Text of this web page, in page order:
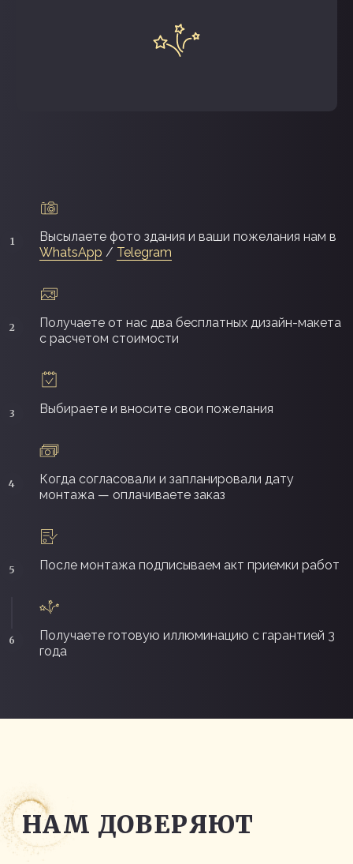
Высылаете фото здания и ваши пожелания нам в
WhatsApp / Telegram
Получаете от нас два бесплатных дизайн-макета
с расчетом стоимости
Выбираете и вносите свои пожелания
Когда согласовали и запланировали дату
монтажа — оплачиваете заказ
После монтажа подписываем акт приемки работ
Получаете готовую иллюминацию с гарантией 3
года
ПОЧЕМУ ВЫБИРАЮТ
НАС